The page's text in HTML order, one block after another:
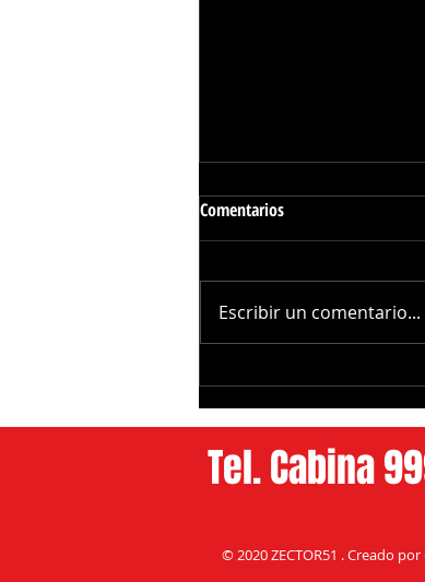
Envenen4miento Masivo
Elefantes en Kenia
Comentarios
Escribir un comentario...
© 2020 ZECTOR51 . Creado
Tel. Cabina